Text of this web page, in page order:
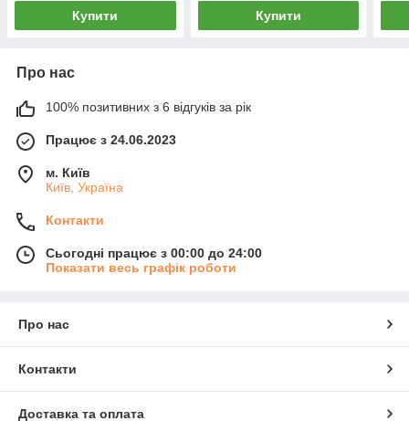
Купити Купити
Про нас
100% позитивних з 6 відгуків за рік
Працює з 24.06.2023
м. Київ
Київ, Україна
Контакти
Сьогодні працює з 00:00 до 24:00
Показати весь графік роботи
Про нас
Контакти
Доставка та оплата